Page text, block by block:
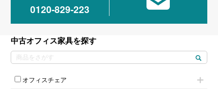
0120-829-223
中古オフィス家具を探す
オフィスチェア